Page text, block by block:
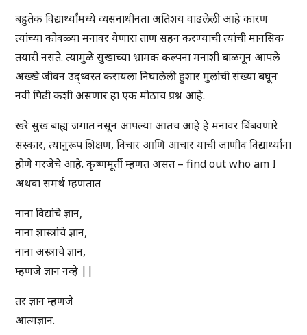
बहुतेक विद्यार्थ्यांमध्ये व्यसनाधीनता अतिशय वाढलेली आहे कारण
त्यांच्या कोवळ्या मनावर येणारा ताण सहन करण्याची त्यांची मानसिक
तयारी नसते. त्यामुळे सुखाच्या भ्रामक कल्पना मनाशी बाळगून आपले
अख्खे जीवन उद्ध्वस्त करायला निघालेली हुशार मुलांची संख्या बघून
नवी पिढी कशी असणार हा एक मोठाच प्रश्न आहे.
खरे सुख बाह्य जगात नसून आपल्या आतच आहे हे मनावर बिंबवणारे
संस्कार, त्यानुरूप शिक्षण, विचार आणि आचार याची जाणीव विद्यार्थ्यांना
होणे गरजेचे आहे. कृष्णमूर्ती म्हणत असत – find out who am I
अथवा समर्थ म्हणतात
नाना विद्यांचे ज्ञान,
नाना शास्त्रांचे ज्ञान,
नाना अस्त्रांचे ज्ञान,
म्हणजे ज्ञान नव्हे ||
तर ज्ञान म्हणजे
आत्मज्ञान.